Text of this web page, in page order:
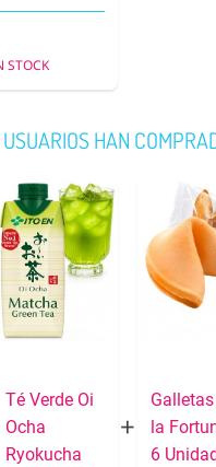
STOCK
HAN
Té Verde Oi
Ocha
Ryokucha
la
6